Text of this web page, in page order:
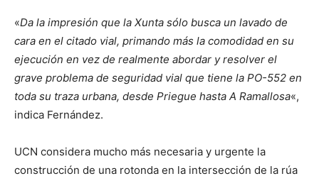
«Da la impresión que la Xunta sólo busca un lavado de
cara en el citado vial, primando más la comodidad en su
ejecución en vez de realmente abordar y resolver el
grave problema de seguridad vial que tiene la PO-552 en
toda su traza urbana, desde Priegue hasta A Ramallosa«,
indica Fernández.
UCN considera mucho más necesaria y urgente la
construcción de una rotonda en la intersección de la rúa